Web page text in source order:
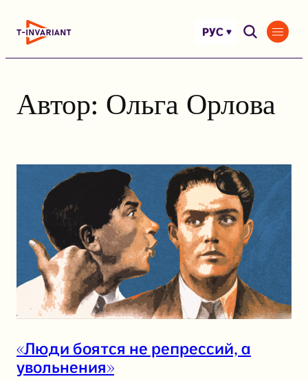
РУС
Автор: Ольга Орлова
«Люди боятся не репрессий, а
увольнения»